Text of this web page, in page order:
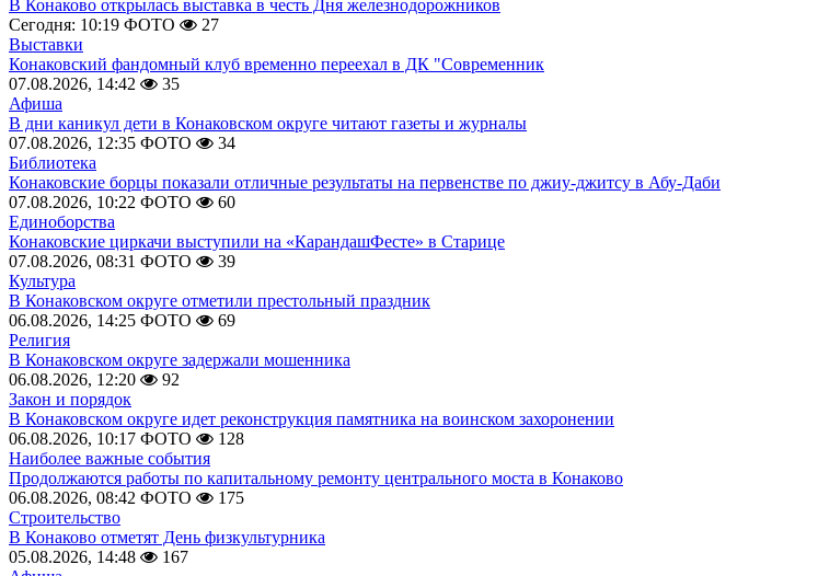
В Конаково открылась выставка в честь Дня железнодорожников
Сегодня: 10:19 ФОТО
27
Выставки
Конаковский фандомный клуб временно переехал в ДК "Современник
07.08.2026, 14:42
35
Афиша
В дни каникул дети в Конаковском округе читают газеты и журналы
07.08.2026, 12:35 ФОТО
34
Библиотека
Конаковские борцы показали отличные результаты на первенстве по джиу-джитсу в Абу-Даби
07.08.2026, 10:22 ФОТО
60
Единоборства
Конаковские циркачи выступили на «КарандашФесте» в Старице
07.08.2026, 08:31 ФОТО
39
Культура
В Конаковском округе отметили престольный праздник
06.08.2026, 14:25 ФОТО
69
Религия
В Конаковском округе задержали мошенника
06.08.2026, 12:20
92
Закон и порядок
В Конаковском округе идет реконструкция памятника на воинском захоронении
06.08.2026, 10:17 ФОТО
128
Наиболее важные события
Продолжаются работы по капитальному ремонту центрального моста в Конаково
06.08.2026, 08:42 ФОТО
175
Строительство
В Конаково отметят День физкультурника
05.08.2026, 14:48
167